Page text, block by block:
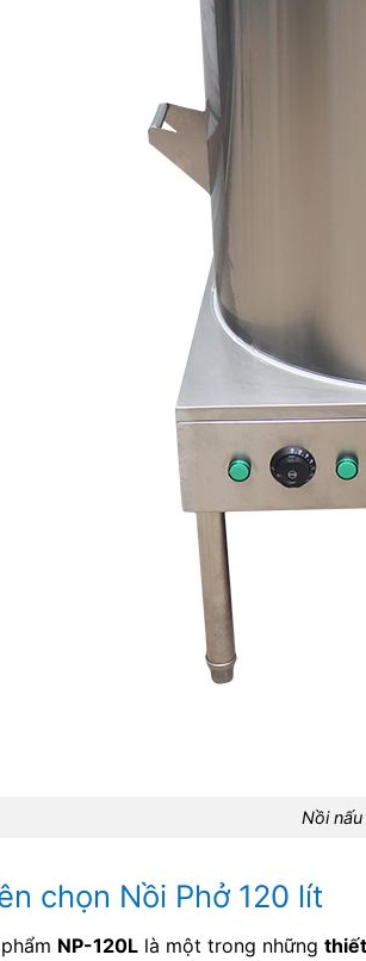
Nồi
chọn Nồi Phở 120 lít
NP-120L là một trong những